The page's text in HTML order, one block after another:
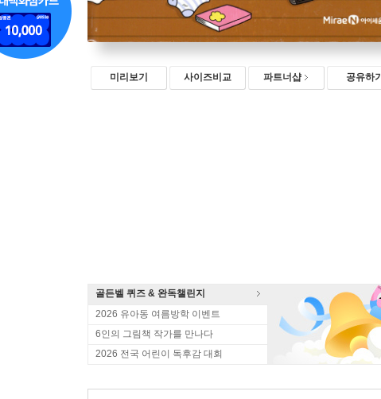
미리보기 사이즈비교 파트너샵 공유하기
골든벨 퀴즈 & 완독챌린지
2026 유아동 여름방학 이벤트
6인의 그림책 작가를 만나다
2026 전국 어린이 독후감 대회